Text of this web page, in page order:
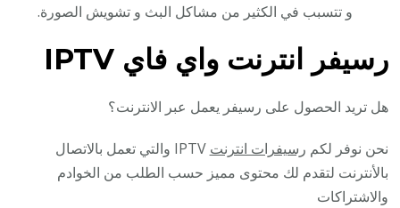
و تتسبب في الكثير من مشاكل البث و تشويش الصورة.
رسيفر انترنت واي فاي IPTV
هل تريد الحصول على رسيفر يعمل عبر الانترنت؟
نحن نوفر لكم رسيفرات انترنت
IPTV والتي تعمل بالاتصال
بالأنترنت لتقدم لك محتوى مميز حسب الطلب من الخوادم
والاشتراكات